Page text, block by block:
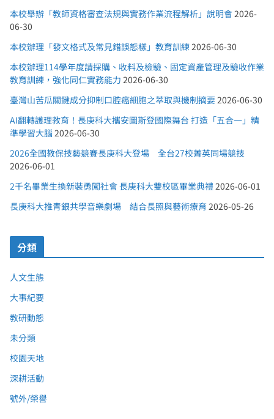
本校舉辦「教師資格審查法規與實務作業流程解析」說明會 2026-
06-30
本校辦理「發文格式及常見錯誤態樣」教育訓練 2026-06-30
本校辦理114學年度請採購、收料及檢驗、固定資產管理及驗收作業
教育訓練，強化同仁實務能力 2026-06-30
臺灣山苦瓜關鍵成分抑制口腔癌細胞之萃取與機制摘要 2026-06-30
AI翻轉護理教育！長庚科大攜安圖斯登國際舞台 打造「五合一」精
準學習大腦 2026-06-30
2026全國教保技藝競賽長庚科大登場 全台27校菁英同場競技
2026-06-01
2千名畢業生換新裝勇闖社會 長庚科大雙校區畢業典禮 2026-06-01
長庚科大推青銀共學音樂劇場 結合長照與藝術療育 2026-05-26
分類
人文生態
大事紀要
教研動態
未分類
校園天地
深耕活動
號外/榮譽